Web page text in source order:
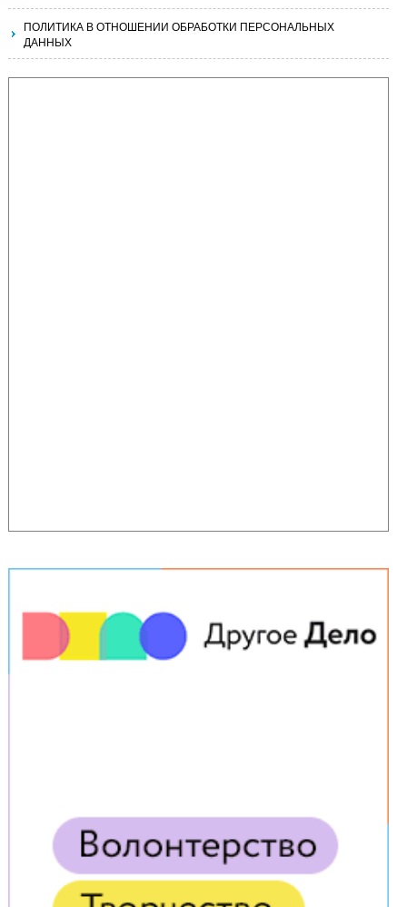
ПОЛИТИКА В ОТНОШЕНИИ ОБРАБОТКИ ПЕРСОНАЛЬНЫХ
ДАННЫХ